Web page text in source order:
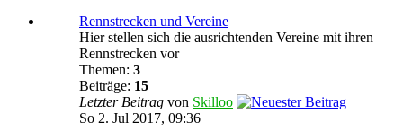
Rennstrecken und Vereine
Hier stellen sich die ausrichtenden Vereine mit ihren
Rennstrecken vor
Themen: 3
Beiträge: 15
Letzter Beitrag von Skilloo
So 2. Jul 2017, 09:36